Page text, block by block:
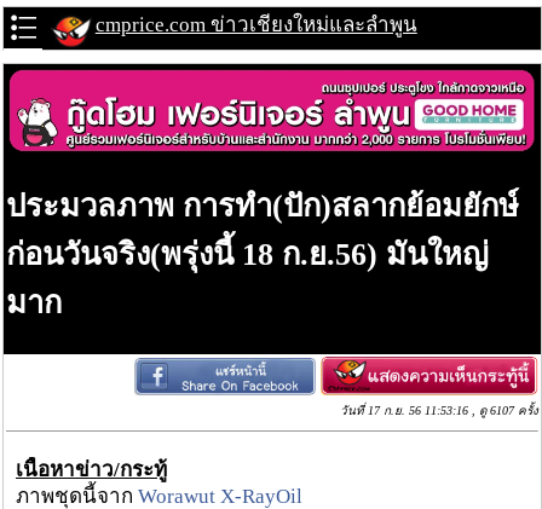
cmprice.com ข่าวเชียงใหม่และลำพูน
ประมวลภาพ การทำ(ปัก)สลากย้อมยักษ์
ก่อนวันจริง(พรุ่งนี้ 18 ก.ย.56) มันใหญ่
มาก
วันที่ 17 ก.ย. 56 11:53:16 , ดู 6107 ครั้ง
เนื้อหาข่าว/กระทู้
ภาพชุดนี้จาก Worawut X-RayOil